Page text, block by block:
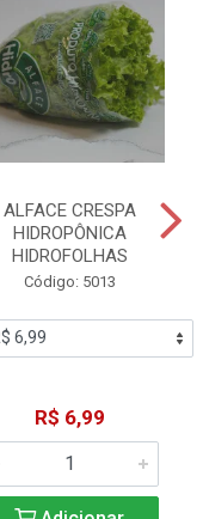
ALFACE CRESPA
HIDROPÔNICA
HIDROFOLHAS
Código: 5013
R$ 6,99